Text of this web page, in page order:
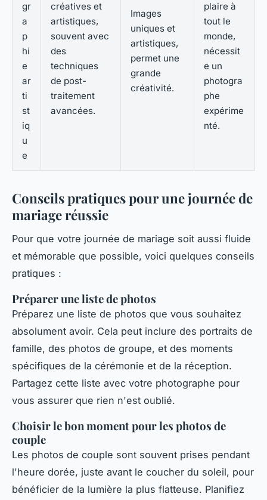
gr
a
p
hi
e
ar
ti
st
iq
u
e
créatives et
artistiques,
souvent avec
des
techniques
de post-
traitement
avancées.
Images
uniques et
artistiques,
permet une
grande
créativité.
plaire à
tout le
monde,
nécessit
e un
photogra
phe
expérime
nté.
Conseils pratiques pour une journée de
mariage réussie
Pour que votre journée de mariage soit aussi fluide
et mémorable que possible, voici quelques conseils
pratiques :
Préparer une liste de photos
Préparez une liste de photos que vous souhaitez
absolument avoir. Cela peut inclure des portraits de
famille, des photos de groupe, et des moments
spécifiques de la cérémonie et de la réception.
Partagez cette liste avec votre photographe pour
vous assurer que rien n'est oublié.
Choisir le bon moment pour les photos de
couple
Les photos de couple sont souvent prises pendant
l'heure dorée, juste avant le coucher du soleil, pour
bénéficier de la lumière la plus flatteuse. Planifiez